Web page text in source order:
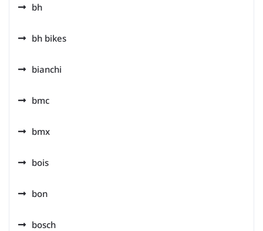
bh
bh bikes
bianchi
bmc
bmx
bois
bon
bosch